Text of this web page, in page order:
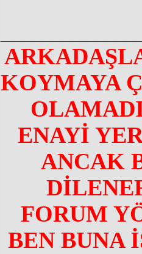
KOYMAYA
ENAYİ
ANCAK
FORUM
BEN BUNA